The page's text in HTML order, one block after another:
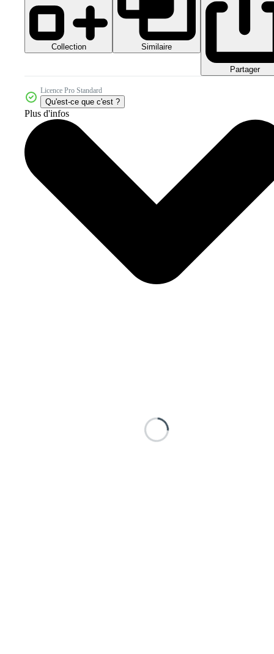
Collection Similaire
Partager
Licence Pro Standard
Qu'est-ce que c'est ?
Plus d'infos